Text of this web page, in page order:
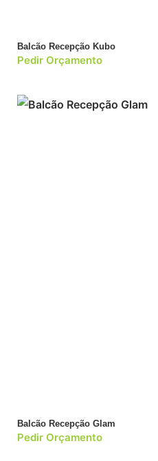
Balcão Recepção Kubo
Pedir Orçamento
Balcão Recepção Glam
Pedir Orçamento